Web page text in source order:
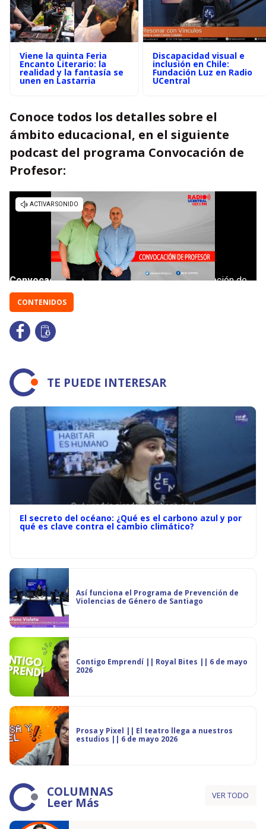
Viene la quinta Feria
Encanto Literario: la
realidad y la fantasía se
unen en Lastarria
Discapacidad visual e
inclusión en Chile:
Fundación Luz en Radio
UCentral
Conoce todos los detalles sobre el
ámbito educacional, en el siguiente
podcast del programa Convocación de
Profesor:
CONTENIDOS
TE PUEDE INTERESAR
El secreto del océano: ¿Qué es el carbono azul y por
qué es clave contra el cambio climático?
Así funciona el Programa de Prevención de
Violencias de Género de Santiago
Contigo Emprendí || Royal Bites || 6 de mayo
2026
Prosa y Pixel || El teatro llega a nuestros
estudios || 6 de mayo 2026
COLUMNAS
Leer Más VER TODO